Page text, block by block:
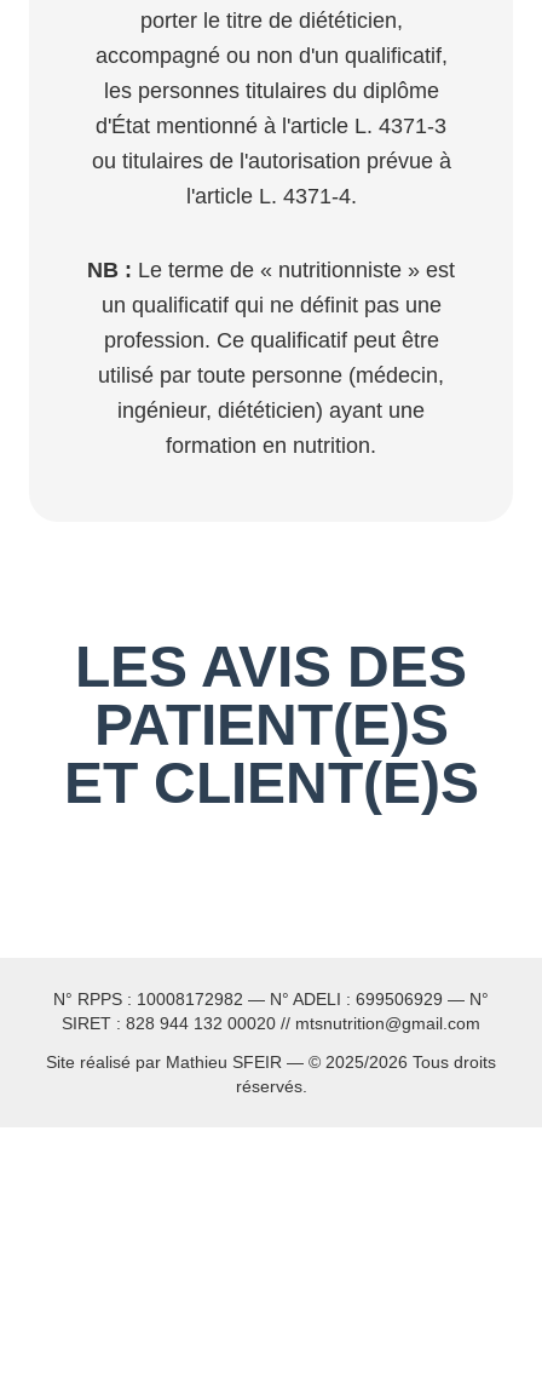
porter le titre de diététicien,
accompagné ou non d'un qualificatif,
les personnes titulaires du diplôme
d'État mentionné à l'article L. 4371-3
ou titulaires de l'autorisation prévue à
l'article L. 4371-4.
NB : Le terme de « nutritionniste » est
un qualificatif qui ne définit pas une
profession. Ce qualificatif peut être
utilisé par toute personne (médecin,
ingénieur, diététicien) ayant une
formation en nutrition.
LES AVIS DES
PATIENT(E)S
ET CLIENT(E)S
N° RPPS : 10008172982 — N° ADELI : 699506929 — N°
SIRET : 828 944 132 00020 // mtsnutrition@gmail.com
Site réalisé par Mathieu SFEIR — © 2025/2026 Tous droits
réservés.